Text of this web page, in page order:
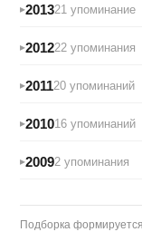
201321 упоминание
201222 упоминания
201120 упоминаний
201016 упоминаний
20092 упоминания
Подборка